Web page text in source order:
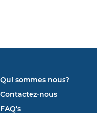
Qui sommes nous?
Contactez-nous
FAQ's